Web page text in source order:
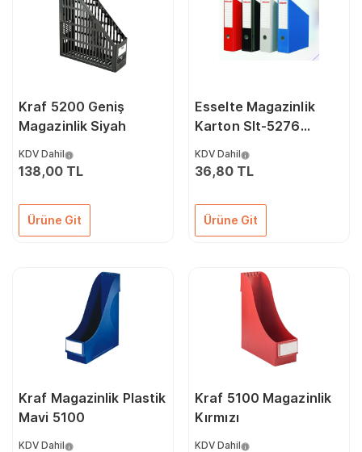
Kraf 5200 Geniş
Magazinlik Siyah
KDV Dahil
138,00 TL
Ürüne Git
Esselte Magazinlik
Karton Slt-5276
KDV Dahil
36,80 TL
Ürüne Git
Kraf Magazinlik Plastik
Mavi 5100
KDV Dahil
Kraf 5100 Magazinlik
Kırmızı
KDV Dahil